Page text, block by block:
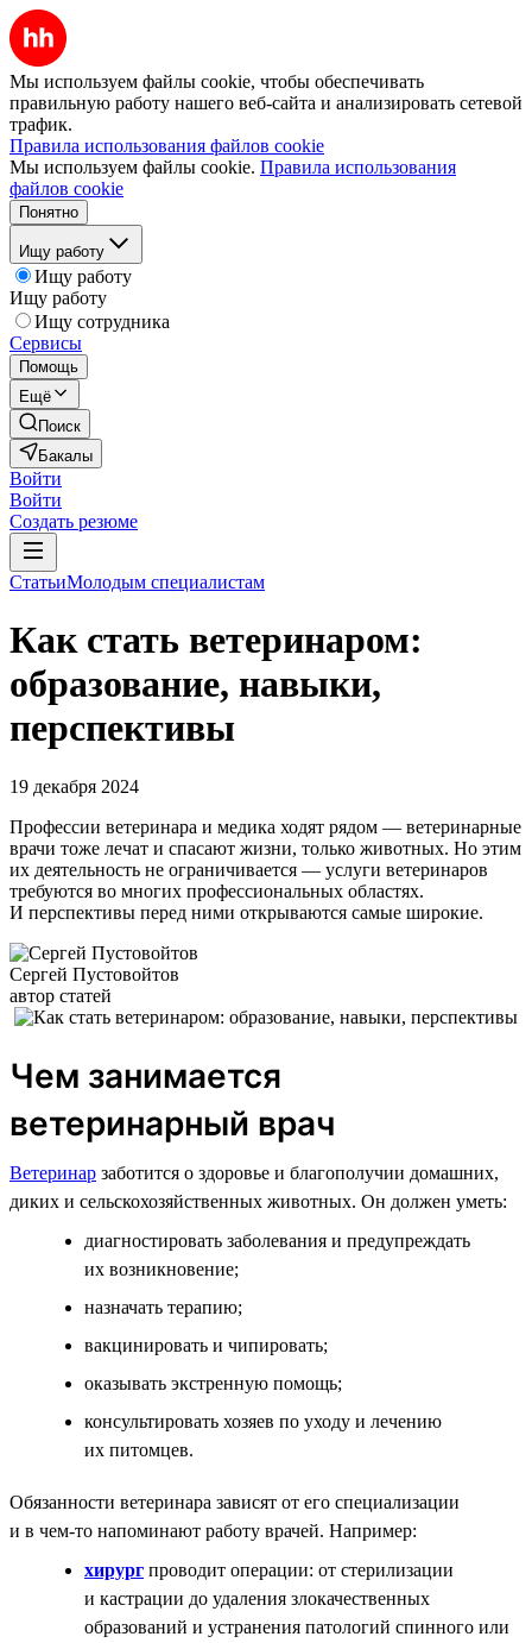
Мы используем файлы cookie, чтобы обеспечивать
правильную работу нашего веб-сайта и анализировать сетевой
трафик.
Правила использования файлов cookie
Мы используем файлы cookie. Правила использования
файлов cookie
Понятно
Ищу работу
Ищу работу
Ищу работу
Ищу сотрудника
Сервисы
Помощь
Ещё
Поиск
Бакалы
Войти
Войти
Создать резюме
СтатьиМолодым специалистам
Как стать ветеринаром:
образование, навыки,
перспективы
19 декабря 2024
Профессии ветеринара и медика ходят рядом — ветеринарные
врачи тоже лечат и спасают жизни, только животных. Но этим
их деятельность не ограничивается — услуги ветеринаров
требуются во многих профессиональных областях.
И перспективы перед ними открываются самые широкие.
Сергей Пустовойтов
автор статей
Чем занимается
ветеринарный врач
Ветеринар заботится о здоровье и благополучии домашних,
диких и сельскохозяйственных животных. Он должен уметь:
диагностировать заболевания и предупреждать
их возникновение;
назначать терапию;
вакцинировать и чипировать;
оказывать экстренную помощь;
консультировать хозяев по уходу и лечению
их питомцев.
Обязанности ветеринара зависят от его специализации
и в чем-то напоминают работу врачей. Например:
хирург проводит операции: от стерилизации
и кастрации до удаления злокачественных
образований и устранения патологий спинного или